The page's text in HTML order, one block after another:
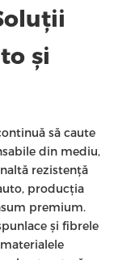
și
să caute
din mediu,
rezistență
producția
premium.
și fibrele